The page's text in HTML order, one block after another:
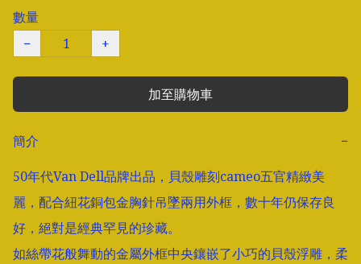
數量
−
+
加至購物車
簡介
−
50年代Van Dell品牌出品，貝殼雕刻cameo五官精緻美
麗，配合紐花銅包金胸針吊墜兩用外框，數十年仍保存良
好，絕對是經典罕見的珍藏。
如絲帶花般舞動的金屬外框中央鑲嵌了小巧的貝殼浮雕，柔